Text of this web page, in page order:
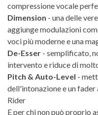
compressione vocale
Dimension - una delle
aggiunge modulazioni
voci più moderne e una
De-Esser - semplificato,
intervento e riduce di
Pitch & Auto-Level -
dell'intonazione e un
Rider
E per chi non può proprio